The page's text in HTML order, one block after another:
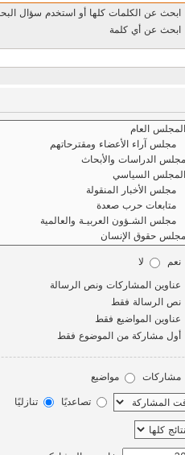
ابحث عن الكلمات كلها أو استخدم سؤال
ابحث عن أي كلمة
نعم
لا
عناوين المشاركات ونص الرسالة
نص الرسالة فقط
عناوين المواضيع فقط
أول مشاركة من الموضوع فقط
مشاركات
مواضيع
تصاعديًا
تنازليًا